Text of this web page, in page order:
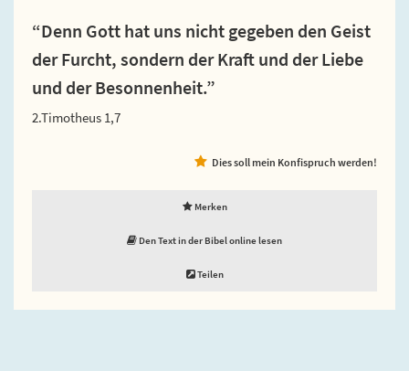
“Denn Gott hat uns nicht gegeben den Geist
der Furcht, sondern der Kraft und der Liebe
und der Besonnenheit.”
2.Timotheus 1,7
Dies soll mein Konfispruch werden!
Merken
Den Text in der Bibel online lesen
Teilen